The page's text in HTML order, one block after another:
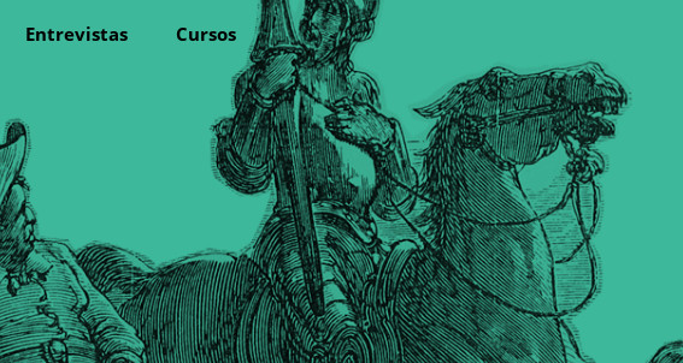
Entrevistas Cursos